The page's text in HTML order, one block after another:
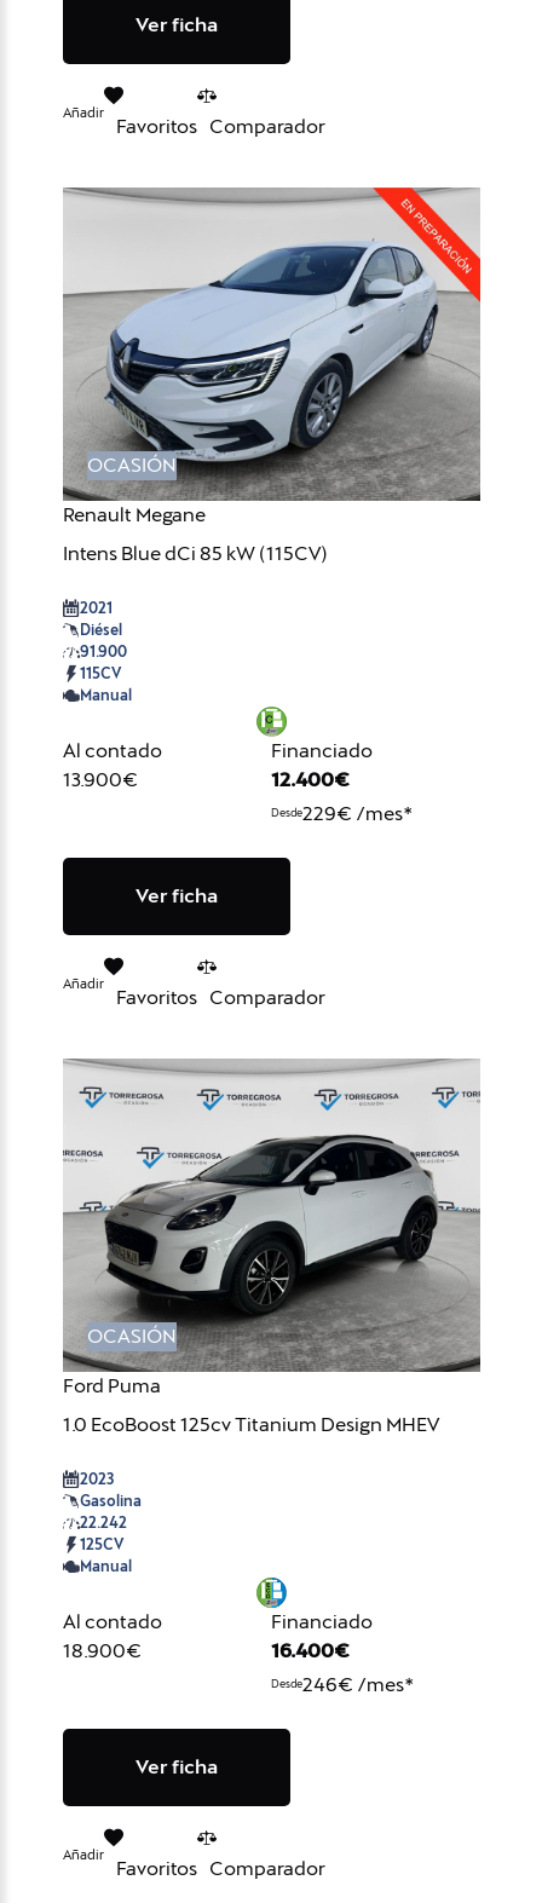
Ver ficha
Añadir
Favoritos Comparador
OCASIÓN
Renault Megane
Intens Blue dCi 85 kW (115CV)
2021
Diésel
91.900
115CV
Manual
Al contado
13.900€
Financiado
12.400€
Desde229€ /mes*
Ver ficha
Añadir
Favoritos Comparador
OCASIÓN
Ford Puma
1.0 EcoBoost 125cv Titanium Design MHEV
2023
Gasolina
22.242
125CV
Manual
Al contado
18.900€
Financiado
16.400€
Desde246€ /mes*
Ver ficha
Añadir
Favoritos Comparador